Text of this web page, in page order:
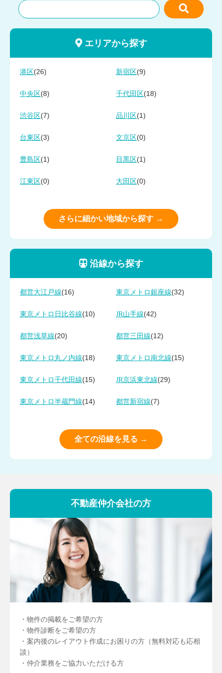
エリアから探す
港区 (26) 新宿区 (9)
中央区 (8) 千代田区 (18)
渋谷区 (7) 品川区 (1)
台東区 (3) 文京区 (0)
豊島区 (1) 目黒区 (1)
江東区 (0) 大田区 (0)
さらに細かい地域から探す →
沿線から探す
都営大江戸線(16) 東京メトロ銀座線(32)
東京メトロ日比谷線(10) JR山手線(42)
都営浅草線(20) 都営三田線(12)
東京メトロ丸ノ内線(18) 東京メトロ南北線(15)
東京メトロ千代田線(15) JR京浜東北線(29)
東京メトロ半蔵門線(14) 都営新宿線(7)
全ての沿線を見る →
不動産仲介会社の方
・物件の掲載をご希望の方
・物件診断をご希望の方
・案内後のレイアウト作成にお困りの方（無料対応も応相
談）
・仲介業務をご協力いただける方